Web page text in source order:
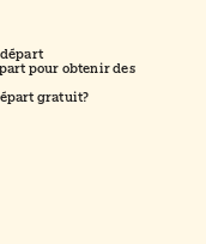
départ
pour obtenir des
gratuit?